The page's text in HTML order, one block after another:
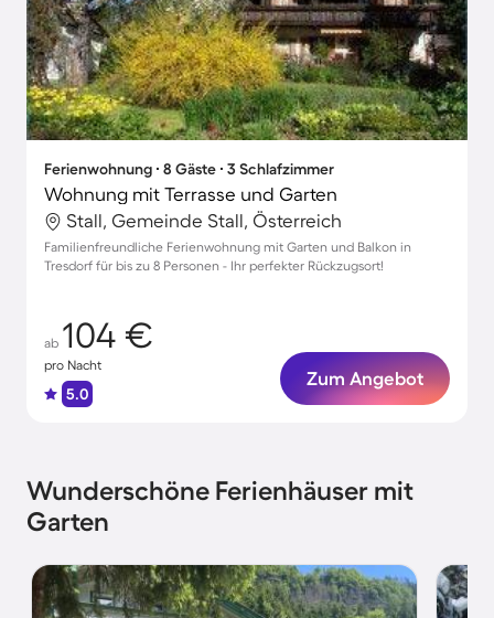
Ferienwohnung ∙ 8 Gäste ∙ 3 Schlafzimmer
Wohnung mit Terrasse und Garten
Stall, Gemeinde Stall, Österreich
Familienfreundliche Ferienwohnung mit Garten und Balkon in
Tresdorf für bis zu 8 Personen - Ihr perfekter Rückzugsort!
ab 104 €
pro Nacht
5.0
Zum Angebot
Wunderschöne Ferienhäuser mit
Garten